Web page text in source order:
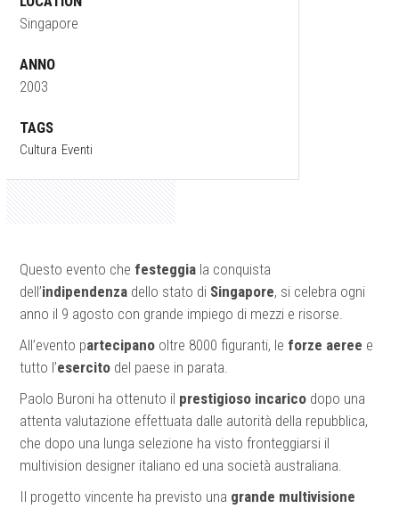
Singapore
ANNO
2003
TAGS
Cultura Eventi
Questo evento che festeggia la conquista
dell’indipendenza dello stato di Singapore, si celebra ogni
anno il 9 agosto con grande impiego di mezzi e risorse.
All’evento partecipano oltre 8000 figuranti, le forze aeree e
tutto l’esercito del paese in parata.
Paolo Buroni ha ottenuto il prestigioso incarico dopo una
attenta valutazione effettuata dalle autorità della repubblica,
che dopo una lunga selezione ha visto fronteggiarsi il
multivision designer italiano ed una società australiana.
Il progetto vincente ha previsto una grande multivisione